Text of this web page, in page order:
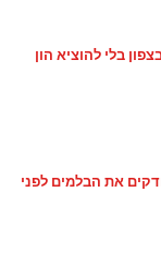
בלי להוציא הון
את הבלמים לפני